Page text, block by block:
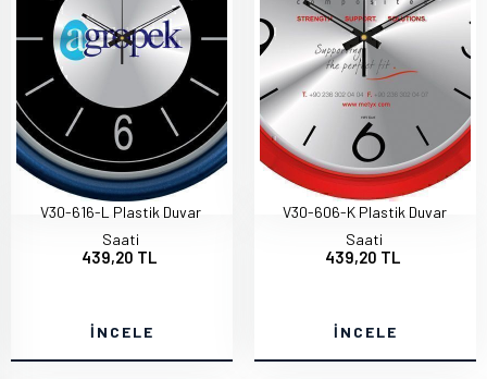
V30-616-L Plastik Duvar
Saati
439,20 TL
İNCELE
V30-606-K Plastik Duvar
Saati
439,20 TL
İNCELE